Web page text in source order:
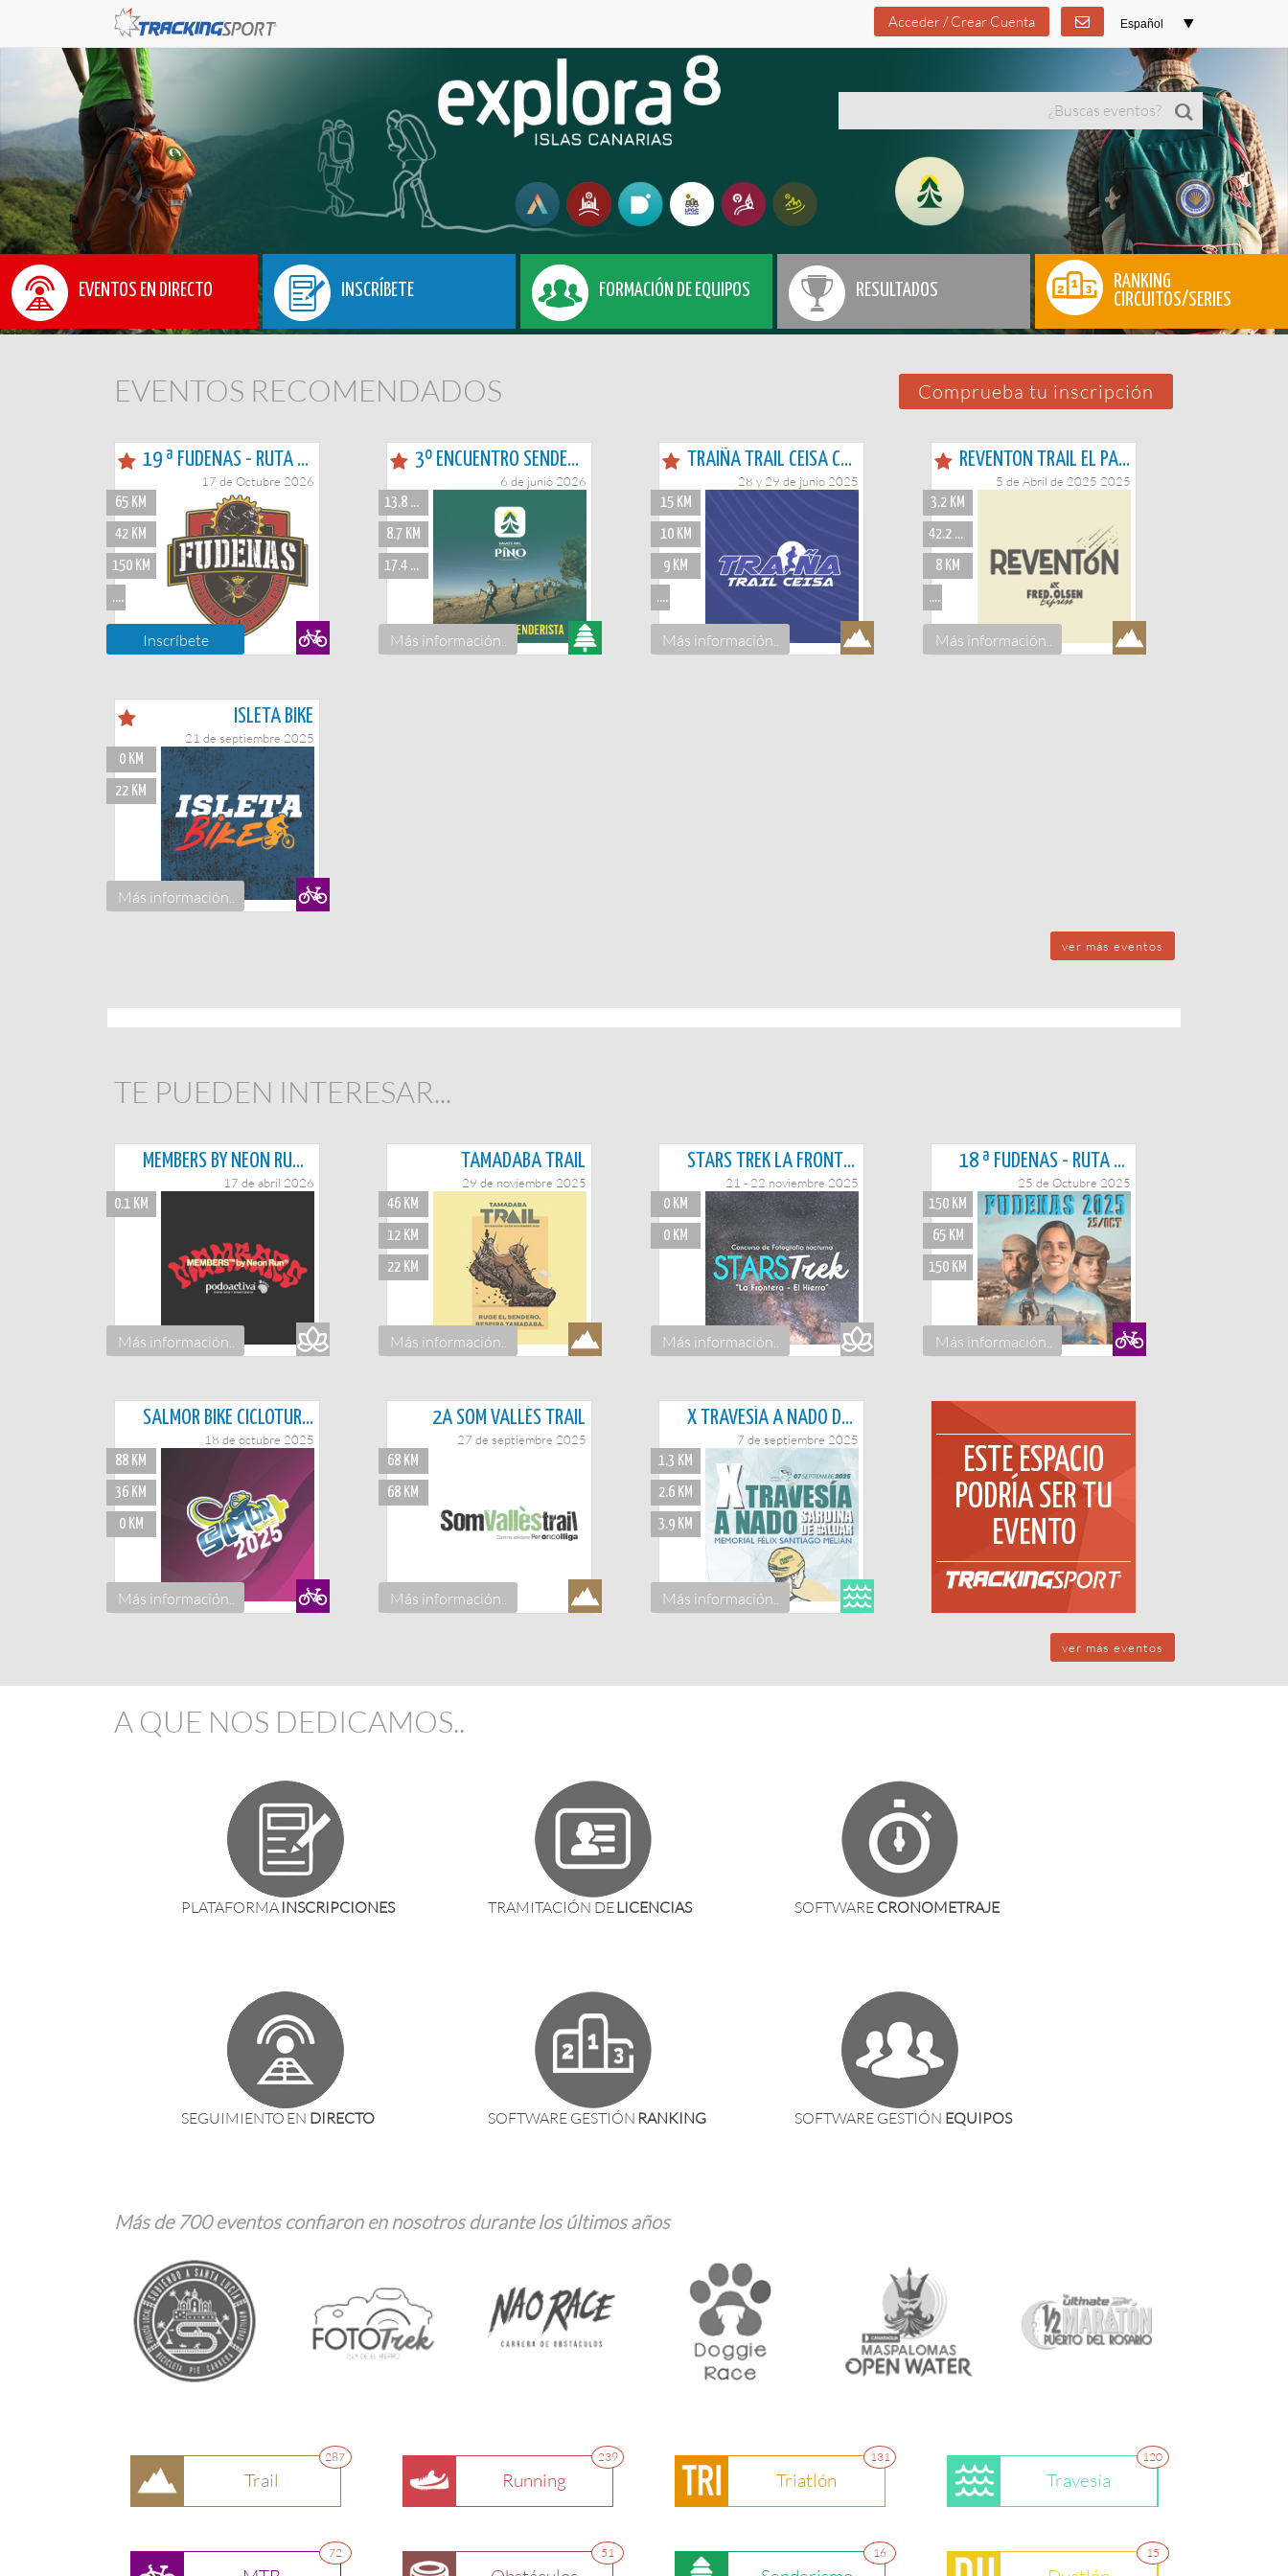
Acceder / Crear Cuenta
EVENTOS EN DIRECTO INSCRÍBETE FORMACIÓN DE EQUIPOS RESULTADOS
RANKING
CIRCUITOS/SERIES
EVENTOS RECOMENDADOS Comprueba tu inscripción
19 ª FUDENAS - RUTA Y CARRERA
17 de Octubre 2026
65 KM
42 KM
150 KM
...
Inscríbete
3º ENCUENTRO SENDERISTA - VAMOS PA´L PINO
6 de junio 2026
13.8 KM
8.7 KM
17.4 KM
Más información..
TRAIÑA TRAIL CEISA COSTA DE MOGÁN
28 y 29 de junio 2025
15 KM
10 KM
9 KM
...
Más información..
REVENTON TRAIL EL PASO
5 de Abril de 2025 2025
3.2 KM
42.2 KM
8 KM
...
Más información..
ISLETA BIKE
21 de septiembre 2025
0 KM
22 KM
Más información..
ver más eventos
TE PUEDEN INTERESAR...
MEMBERS BY NEON RUN® | SPONSORED – PODOACTIVA LA PALMA
17 de abril 2026
0.1 KM
Más información..
TAMADABA TRAIL
29 de noviembre 2025
46 KM
12 KM
22 KM
Más información..
STARS TREK LA FRONTERA - CONCURSO FOTOGRAFÍA NOCTURNA
21 - 22 noviembre 2025
0 KM
0 KM
Más información..
18 ª FUDENAS - RUTA Y CARRERA
25 de Octubre 2025
150 KM
65 KM
150 KM
Más información..
SALMOR BIKE CICLOTURISTA
18 de octubre 2025
88 KM
36 KM
0 KM
Más información..
2A SOM VALLÉS TRAIL
27 de septiembre 2025
68 KM
68 KM
Más información..
X TRAVESÍA A NADO DE SARDINA DE GÁLDAR. MEMORIAL FÉLIX SANTIAGO MELIÁN
7 de septiembre 2025
1.3 KM
2.6 KM
3.9 KM
Más información..
ESTE ESPACIO
PODRÍA SER TU
EVENTO
ver más eventos
A QUE NOS DEDICAMOS..
PLATAFORMA INSCRIPCIONES TRAMITACIÓN DELICENCIAS SOFTWARE CRONOMETRAJE
SEGUIMIENTO EN DIRECTO SOFTWARE GESTIÓN RANKING SOFTWARE GESTIÓN EQUIPOS
Más de 700 eventos confiaron en nosotros durante los últimos años
Trail
287
Running
239
Triatlón
131
Travesía
120
72 51 16 15